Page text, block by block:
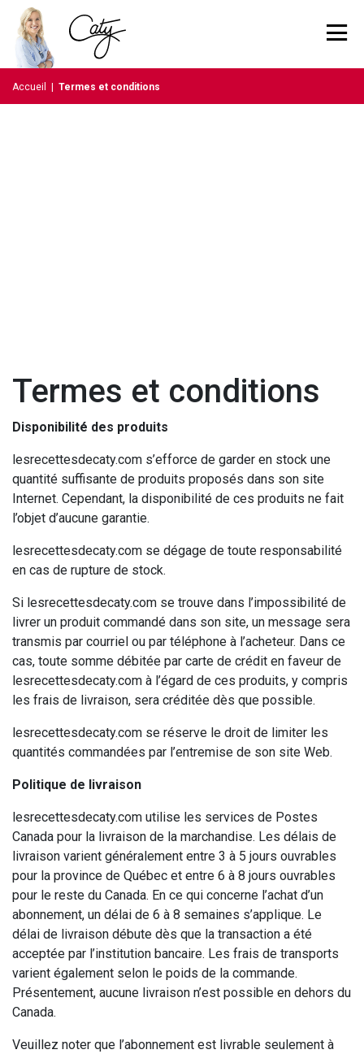
Accueil Termes et conditions
Termes et conditions
Disponibilité des produits
lesrecettesdecaty.com s’efforce de garder en stock une
quantité suffisante de produits proposés dans son site
Internet. Cependant, la disponibilité de ces produits ne fait
l’objet d’aucune garantie.
lesrecettesdecaty.com se dégage de toute responsabilité
en cas de rupture de stock.
Si lesrecettesdecaty.com se trouve dans l’impossibilité de
livrer un produit commandé dans son site, un message sera
transmis par courriel ou par téléphone à l’acheteur. Dans ce
cas, toute somme débitée par carte de crédit en faveur de
lesrecettesdecaty.com à l’égard de ces produits, y compris
les frais de livraison, sera créditée dès que possible.
lesrecettesdecaty.com se réserve le droit de limiter les
quantités commandées par l’entremise de son site Web.
Politique de livraison
lesrecettesdecaty.com utilise les services de Postes
Canada pour la livraison de la marchandise. Les délais de
livraison varient généralement entre 3 à 5 jours ouvrables
pour la province de Québec et entre 6 à 8 jours ouvrables
pour le reste du Canada. En ce qui concerne l’achat d’un
abonnement, un délai de 6 à 8 semaines s’applique. Le
délai de livraison débute dès que la transaction a été
acceptée par l’institution bancaire. Les frais de transports
varient également selon le poids de la commande.
Présentement, aucune livraison n’est possible en dehors du
Canada.
Veuillez noter que l’abonnement est livrable seulement à